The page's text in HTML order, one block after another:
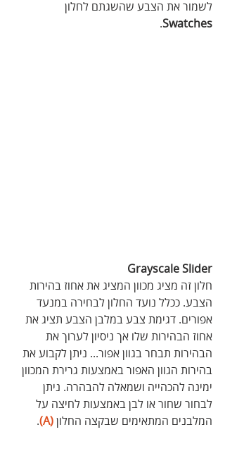
לשמור את הצבע שהשגתם לחלון
Swatches
.
Grayscale Slider
חלון זה מציג מכוון המציג את אחוז בהירות
הצבע. ככלל נועד החלון לבחירה במנעד
אפורים. דגימת צבע במלבן הצבע תציג את
אחוז הבהירות שלו אך ניסיון לערוך את
הבהירות תבחר בגוון אפור... ניתן לקבוע את
בהירות הגוון האפור באמצעות גרירת המכוון
ימינה להכהייה ושמאלה להבהרה. ניתן
לבחור שחור או לבן באמצעות לחיצה על
המלבנים המתאימים שבקצה החלון (A)
.